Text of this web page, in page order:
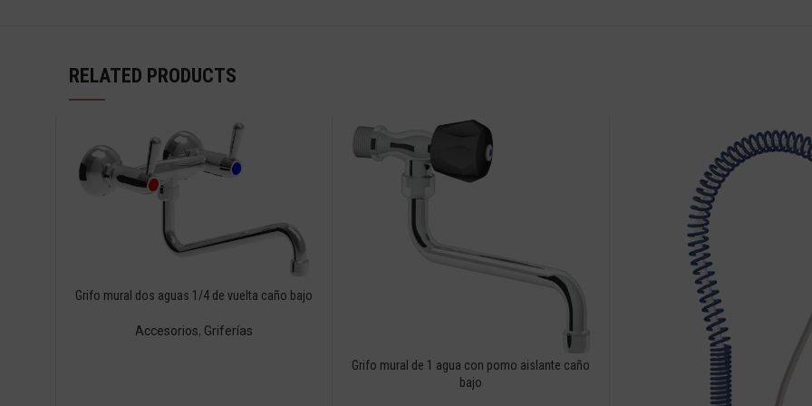
RELATED PRODUCTS
Grifo mural dos aguas 1/4 de vuelta caño bajo
Accesorios, Griferías
Grifo mural de 1 agua con pomo aislante caño
bajo